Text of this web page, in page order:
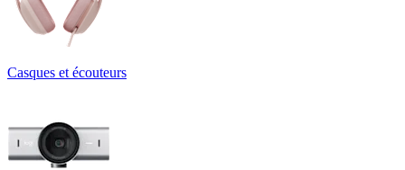
Casques et écouteurs